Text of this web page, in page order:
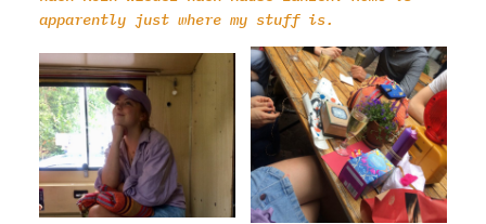
apparently just where my stuff is.